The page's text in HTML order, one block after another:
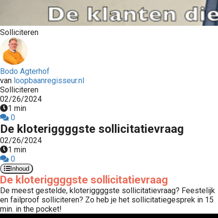
Solliciteren
Bodo Agterhof
van loopbaanregisseur.nl
Solliciteren
02/26/2024
1 min
0
De kloteriggggste sollicitatievraag
02/26/2024
1 min
0
Inhoud
De kloteriggggste sollicitatievraag
De meest gestelde, kloteriggggste sollicitatievraag? Feestelijk
en failproof solliciteren? Zo heb je het sollicitatiegesprek in 15
min. in the pocket!
worden
om
te
over
van
op
gebruikt
te